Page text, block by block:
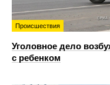
Происшествия
Уголовное дело
с ребенком